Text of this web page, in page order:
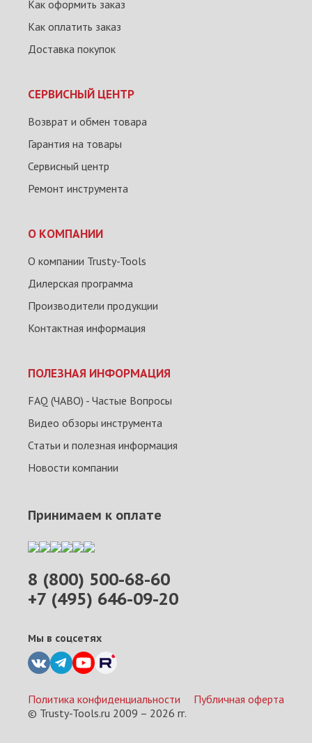
Как оформить заказ
Как оплатить заказ
Доставка покупок
СЕРВИСНЫЙ ЦЕНТР
Возврат и обмен товара
Гарантия на товары
Сервисный центр
Ремонт инструмента
О КОМПАНИИ
О компании Trusty-Tools
Дилерская программа
Производители продукции
Контактная информация
ПОЛЕЗНАЯ ИНФОРМАЦИЯ
FAQ (ЧАВО) - Частые Вопросы
Видео обзоры инструмента
Статьи и полезная информация
Новости компании
8 (800) 500-68-60
+7 (495) 646-09-20
Мы в соцсетях
Принимаем к оплате
Политика конфиденциальности
Публичная оферта
© Trusty-Tools.ru 2009 – 2026 гг.